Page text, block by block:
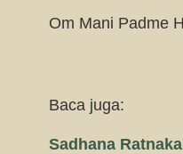
Om Mani Padme
Baca juga:
Sadhana